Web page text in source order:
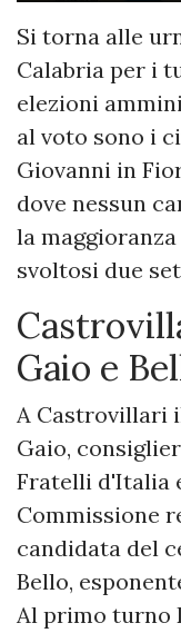
Si torna alle
Calabria per i
elezioni
al voto sono i
Giovanni in
dove nessun
la
svoltosi due
Gaio e
A Castrovillari
Gaio,
Fratelli d'Italia
Commissione
candidata del
Bello,
Al primo turno